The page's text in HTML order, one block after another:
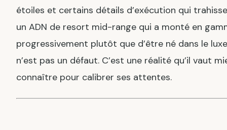
étoiles et certains détails d’exécution qui
un ADN de resort mid-range qui a monté en
progressivement plutôt que d’être né dans le
n’est pas un défaut. C’est une réalité qu’il vaut
connaître pour calibrer ses attentes.